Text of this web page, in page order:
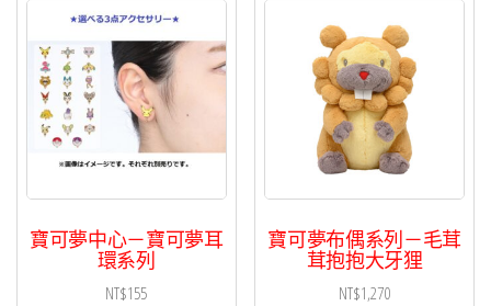
寶可夢中心－寶可夢耳
環系列
NT$155
寶可夢布偶系列－毛茸
茸抱抱大牙狸
NT$1,270